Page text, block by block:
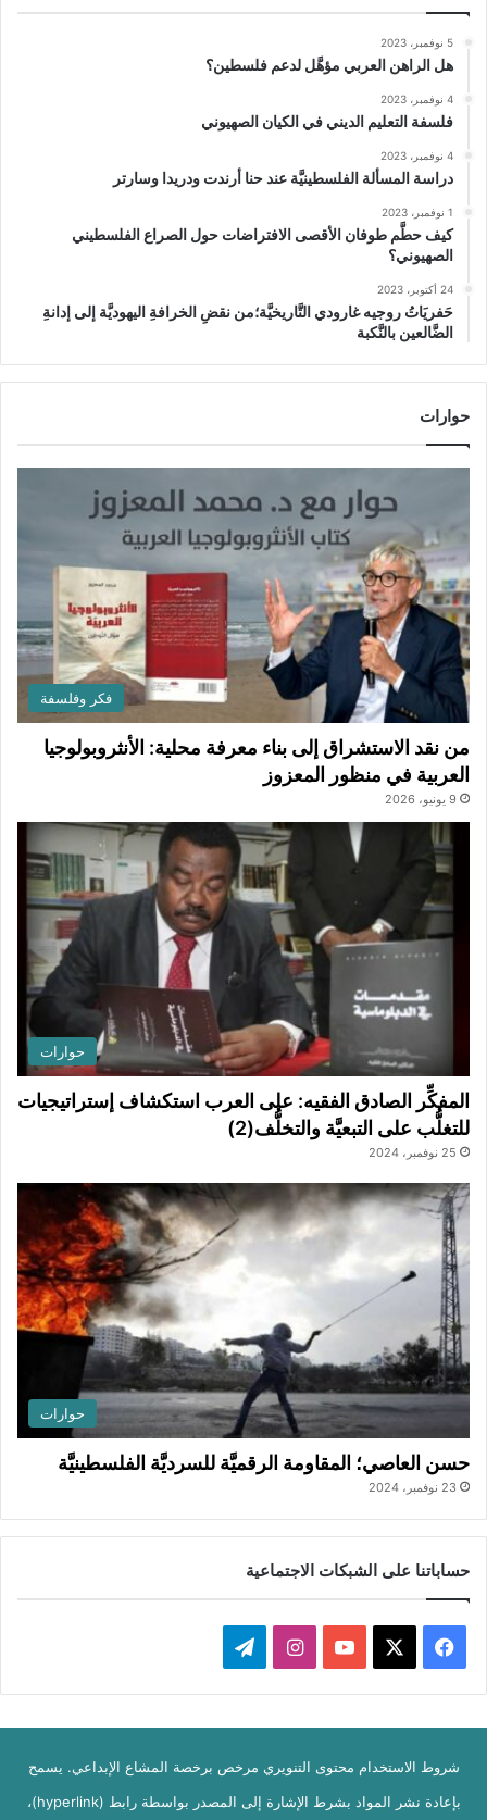
5 نوفمبر، 2023
هل الراهن العربي مؤهَّل لدعم فلسطين؟
4 نوفمبر، 2023
فلسفة التعليم الديني في الكيان الصهيوني
4 نوفمبر، 2023
دراسة المسألة الفلسطينيَّة عند حنا أرندت ودريدا وسارتر
1 نوفمبر، 2023
كيف حطَّم طوفان الأقصى الافتراضات حول الصراع الفلسطيني
الصهيوني؟
24 أكتوبر، 2023
حَفريَاتُ روجيه غارودي التَّاريخيَّة؛من نقضِ الخرافةِ اليهوديَّة إلى إدانةِ
الضَّالعين بالنَّكبة
حوارات
فكر وفلسفة
من نقد الاستشراق إلى بناء معرفة محلية: الأنثروبولوجيا
العربية في منظور المعزوز
9 يونيو، 2026
حوارات
المفكِّر الصادق الفقيه: على العرب استكشاف إستراتيجيات
للتغلُّب على التبعيَّة والتخلُّف(2)
25 نوفمبر، 2024
حوارات
حسن العاصي؛ المقاومة الرقميَّة للسرديَّة الفلسطينيَّة
23 نوفمبر، 2024
حساباتنا على الشبكات الاجتماعية
ي
س
ب
X
Y
o
u
ن
س
ت
ي
ل
ق
شروط الاستخدام محتوى التنويري مرخص برخصة المشاع الإبداعي. يسمح
بإعادة نشر المواد بشرط الإشارة إلى المصدر بواسطة رابط (hyperlink)،